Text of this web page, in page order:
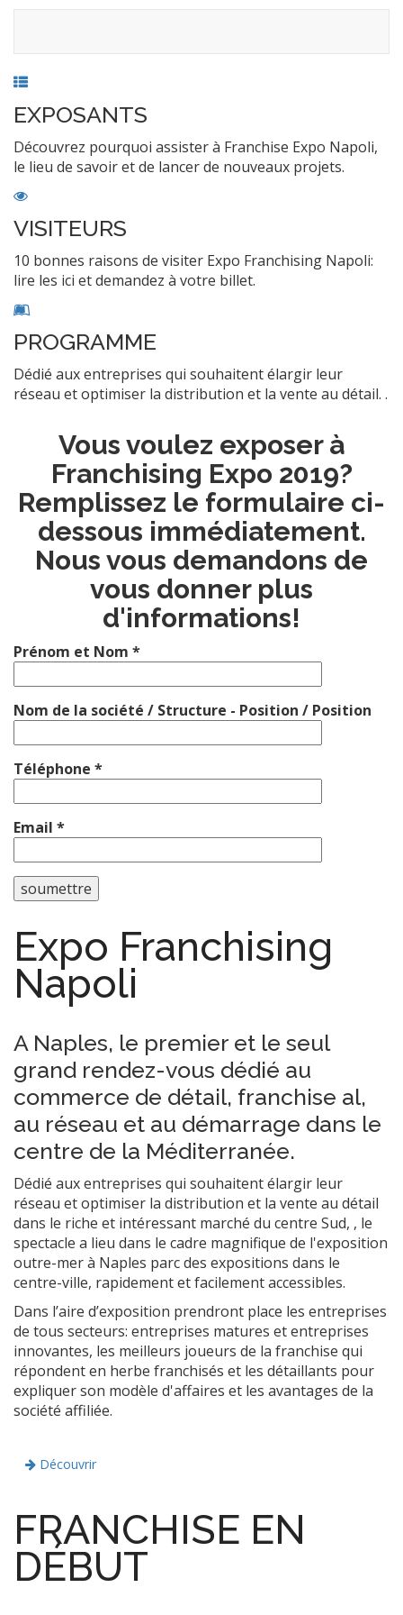
EXPOSANTS
Découvrez pourquoi assister à Franchise Expo Napoli,
le lieu de savoir et de lancer de nouveaux projets.
VISITEURS
10 bonnes raisons de visiter Expo Franchising Napoli:
lire les ici et demandez à votre billet.
PROGRAMME
Dédié aux entreprises qui souhaitent élargir leur
réseau et optimiser la distribution et la vente au détail. .
Vous voulez exposer à
Franchising Expo 2019?
Remplissez le formulaire ci-
dessous immédiatement.
Nous vous demandons de
vous donner plus
d'informations!
Prénom et Nom *
Nom de la société / Structure - Position / Position
Téléphone *
Email *
Expo Franchising
Napoli
A Naples, le premier et le seul
grand rendez-vous dédié au
commerce de détail, franchise al,
au réseau et au démarrage dans le
centre de la Méditerranée.
Dédié aux entreprises qui souhaitent élargir leur
réseau et optimiser la distribution et la vente au détail
dans le riche et intéressant marché du centre Sud, , le
spectacle a lieu dans le cadre magnifique de l'exposition
outre-mer à Naples parc des expositions dans le
centre-ville, rapidement et facilement accessibles.
Dans l’aire d’exposition prendront place les entreprises
de tous secteurs: entreprises matures et entreprises
innovantes, les meilleurs joueurs de la franchise qui
répondent en herbe franchisés et les détaillants pour
expliquer son modèle d'affaires et les avantages de la
société affiliée.
Découvrir
FRANCHISE EN
DÉBUT